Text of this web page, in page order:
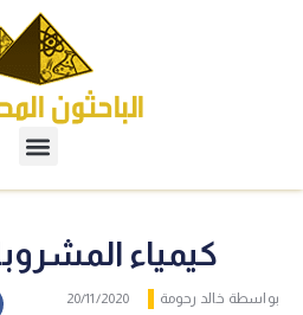
كيمياء
بواسطة خالد رحومة 20/11/2020